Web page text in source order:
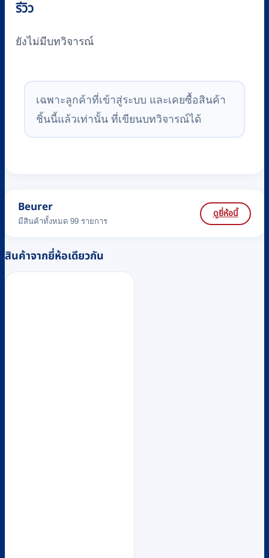
รีวิว
ยังไม่มีบทวิจารณ์
เฉพาะลูกค้าที่เข้าสู่ระบบ และเคยซื้อสินค้า
ชิ้นนี้แล้วเท่านั้น ที่เขียนบทวิจารณ์ได้
Beurer
มีสินค้าทั้งหมด 99 รายการ
ดูยี่ห้อนี้
สินค้าจากยี่ห้อเดียวกัน